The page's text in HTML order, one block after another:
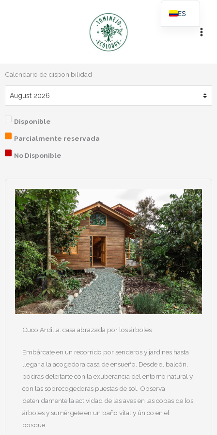
Calendario de disponibilidad
Disponible
Parcialmente reservada
No Disponible
Cuco Ardilla: casa abrazada por los árboles
Embárcate en un recorrido por senderos y jardines hasta
llegar a la acogedora casa de ensueño. Desde el balcón,
podrás deleitarte con la exuberancia del entorno natural y
con las sobrecogedoras puestas de sol. Observa
detenidamente la actividad de las aves en las copas de los
árboles y sumérgete en un baño vital y único en el
bosque.
ES